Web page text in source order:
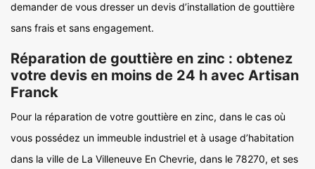
demander de vous dresser un devis d’installation de gouttière
sans frais et sans engagement.
Réparation de gouttière en zinc : obtenez
votre devis en moins de 24 h avec Artisan
Franck
Pour la réparation de votre gouttière en zinc, dans le cas où
vous possédez un immeuble industriel et à usage d’habitation
dans la ville de La Villeneuve En Chevrie, dans le 78270, et ses